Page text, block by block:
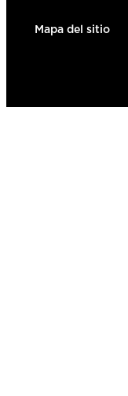
Mapa del sitio